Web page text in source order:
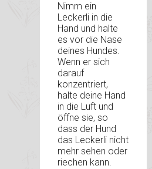
Nimm ein
Leckerli in die
Hand und halte
es vor die Nase
deines Hundes.
Wenn er sich
darauf
konzentriert,
halte deine Hand
in die Luft und
öffne sie, so
dass der Hund
das Leckerli nicht
mehr sehen oder
riechen kann.